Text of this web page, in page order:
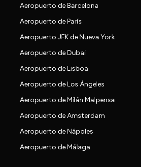
Aeropuerto de Barcelona
Aeropuerto de París
Aeropuerto JFK de Nueva York
Aeropuerto de Dubai
Aeropuerto de Lisboa
Aeropuerto de Los Ángeles
Aeropuerto de Milán Malpensa
Aeropuerto de Amsterdam
Aeropuerto de Nápoles
Aeropuerto de Málaga